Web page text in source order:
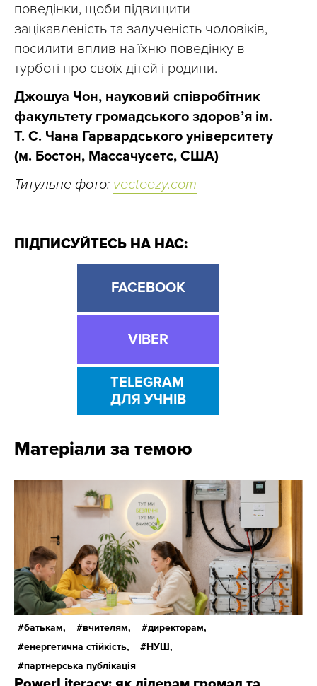
поведінки, щоби підвищити
зацікавленість та залученість чоловіків,
посилити вплив на їхню поведінку в
турботі про своїх дітей і родини.
Джошуа Чон, науковий співробітник
факультету громадського здоров’я ім.
Т. С. Чана Гарвардського університету
(м. Бостон, Массачусетс, США)
Титульне фото: vecteezy.com
ПІДПИСУЙТЕСЬ НА НАС:
FACEBOOK
VIBER
TELEGRAM
ДЛЯ УЧНІВ
Матеріали за темою
батькам, вчителям,
директорам,
енергетична стійкість,
НУШ,
партнерська публікація